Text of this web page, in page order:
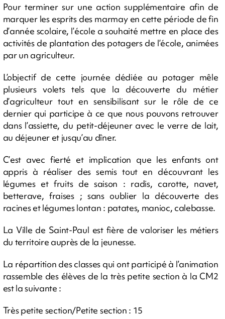
Pour terminer sur une action supplémentaire afin de
marquer les esprits des marmay en cette période de fin
d’année scolaire, l’école a souhaité mettre en place des
activités de plantation des potagers de l’école, animées
par un agriculteur.
L’objectif de cette journée dédiée au potager mêle
plusieurs volets tels que la découverte du métier
d’agriculteur tout en sensibilisant sur le rôle de ce
dernier qui participe à ce que nous pouvons retrouver
dans l’assiette, du petit-déjeuner avec le verre de lait,
au déjeuner et jusqu’au dîner.
C’est avec fierté et implication que les enfants ont
appris à réaliser des semis tout en découvrant les
légumes et fruits de saison : radis, carotte, navet,
betterave, fraises ; sans oublier la découverte des
racines et légumes lontan : patates, manioc, calebasse.
La Ville de Saint-Paul est fière de valoriser les métiers
du territoire auprès de la jeunesse.
La répartition des classes qui ont participé à l’animation
rassemble des élèves de la très petite section à la CM2
est la suivante :
Très petite section/Petite section : 15